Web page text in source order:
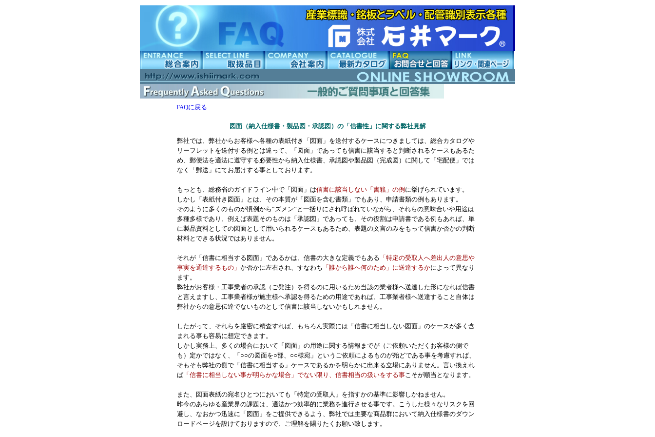
FAQに戻る
図面（納入仕様書・製品図・承認図）の「信書性」に関する弊社見解
弊社では、弊社からお客様へ各種の表紙付き「図面」を送付するケースにつきましては、総合カタログや
リーフレットを送付する例とは違って、「図面」であっても信書に該当すると判断されるケースもあるた
め、郵便法を適法に遵守する必要性から納入仕様書、承認図や製品図（完成図）に関して「宅配便」では
なく「郵送」にてお届けする事としております。
もっとも、総務省のガイドライン中で「図面」は信書に該当しない「書籍」の例 に挙げられています。
しかし「表紙付き図面」とは、その本質が「図面を含む書類」でもあり、申請書類の例もあります。
そのように多くのものが慣例から“ズメン”と一括りにされ呼ばれていながら、それらの意味合いや用途は
多種多様であり、例えば表題そのものは「承認図」であっても、その役割は申請書である例もあれば、単
に製品資料としての図面として用いられるケースもあるため、表題の文言のみをもって信書か否かの判断
材料とできる状況ではありません。
それが「信書に相当する図面」であるかは、信書の大きな定義でもある 「特定の受取人へ差出人の意思や
事実を通達するもの」 か否かに左右され、すなわち 「誰から誰へ何のため」に送達するかによって異なり
ます。
弊社がお客様・工事業者の承認（ご発注）を得るのに用いるため当該の業者様へ送達した形になれば信書
と言えますし、工事業者様が施主様へ承認を得るための用途であれば、工事業者様へ送達すること自体は
弊社からの意思伝達でないものとして信書に該当しないかもしれません。
したがって、それらを厳密に精査すれば、もちろん実際には「信書に相当しない図面」のケースが多く含
まれる事も容易に想定できます。
しかし実務上、多くの場合において「図面」の用途に関する情報までが（ご依頼いただくお客様の側で
も）定かではなく、「○○の図面を○部、○○様宛」というご依頼によるものが殆どである事を考慮すれば、
そもそも弊社の側で「信書に相当する」ケースであるかを明らかに出来る立場にありません。言い換えれ
ば 「信書に相当しない事が明らかな場合」でない限り、信書相当の扱いをする事こそが順当となります。
また、図面表紙の宛名ひとつにおいても「特定の受取人」を指すかの基準に影響しかねません。
昨今のあらゆる産業界の課題は、適法かつ効率的に業務を進行させる事です。こうした様々なリスクを回
避し、なおかつ迅速に「図面」をご提供できるよう、弊社では主要な商品群において納入仕様書のダウン
ロードページを設けておりますので、ご理解を賜りたくお願い致します。